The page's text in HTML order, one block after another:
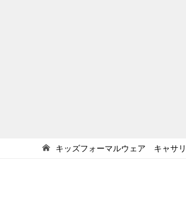
キッズフォーマルウェア キャサ